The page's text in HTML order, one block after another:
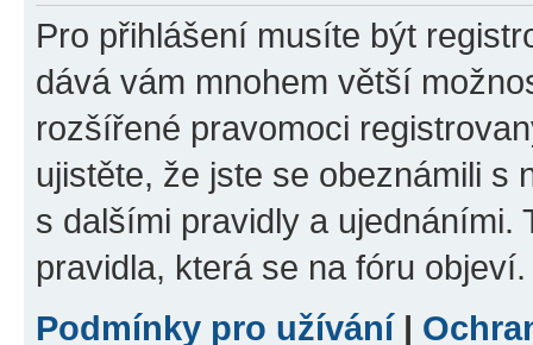
Pro přihlášení musíte být
dává vám mnohem větší
rozšířené pravomoci
ujistěte, že jste se obeznámili s
s dalšími pravidly a ujednáními.
pravidla, která se na fóru objeví.
Podmínky pro užívání |